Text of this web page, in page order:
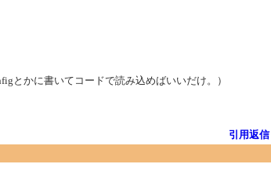
とかに書いてコードで読み込めばいいだけ。）
引用返信